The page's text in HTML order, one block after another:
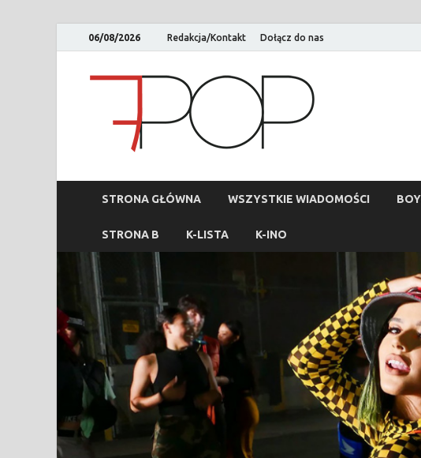
06/08/2026 Redakcja/Kontakt Dołącz do nas
STRONA GŁÓWNA WSZYSTKIE WIADOMOŚCI
STRONA B K-LISTA K-INO